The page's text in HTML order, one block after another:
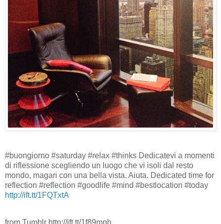
#buongiorno #saturday #relax #thinks Dedicatevi a momenti
di riflessione scegliendo un luogo che vi isoli dal resto
mondo, magari con una bella vista. Aiuta. Dedicated time for
reflection #reflection #goodlife #mind #bestlocation #today
http://ift.tt/1FQTxtA